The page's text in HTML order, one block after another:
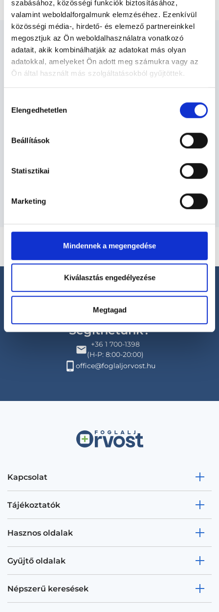
szabásához, közösségi funkciók biztosításához,
valamint weboldalforgalmunk elemzéséhez. Ezenkívül
közösségi média-, hirdető- és elemező partnereinkkel
megosztjuk az Ön weboldalhasználatra vonatkozó
adatait, akik kombinálhatják az adatokat más olyan
adatokkal, amelyeket Ön adott meg számukra vagy az
Ön által használt más szolgáltatásokból gyűjtöttek.
szabályzat:https://foglaljorvost.hu/info/foglaljorvost-
kiválasztása
Elengedhetetlen
Beállítások
Statisztikai
Marketing
Mindennek a megengedése
Kiválasztás engedélyezése
Megtagad
Radiológus - Radiológia
Radiológia TERÜLETHEZ KAPCSOLÓDÓ
Segíthetünk?
+36 1 700-1398
(H-P: 8:00-20:00)
office@foglaljorvost.hu
Kapcsolat
Tájékoztatók
Hasznos oldalak
Gyűjtő oldalak
Népszerű keresések